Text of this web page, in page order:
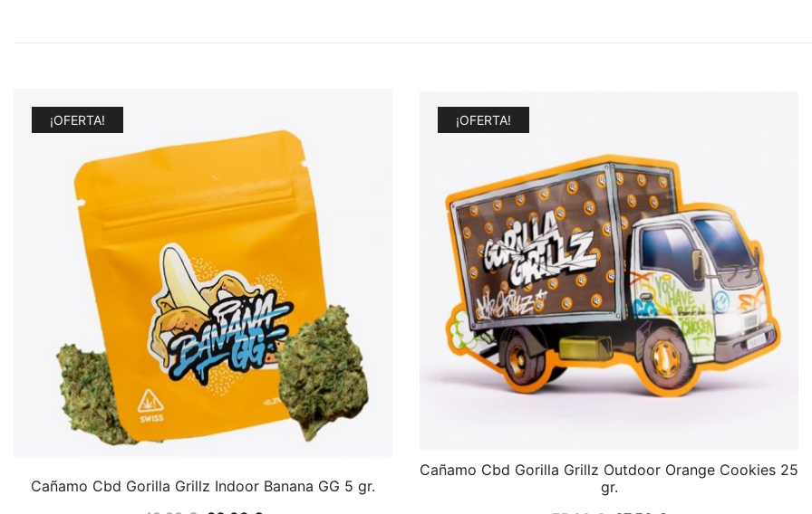
¡OFERTA!
Cañamo Cbd Gorilla Grillz Indoor Banana GG 5 gr.
¡OFERTA!
Cañamo Cbd Gorilla Grillz Outdoor Orange Cookies 25
gr.